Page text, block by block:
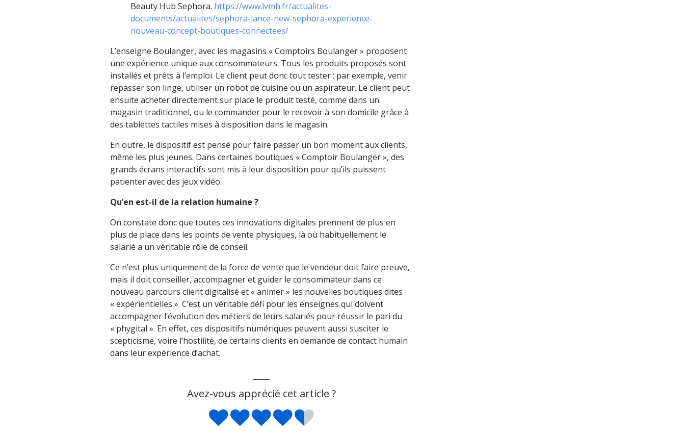
Beauty Hub Sephora. https://www.lvmh.fr/actualites-
documents/actualites/sephora-lance-new-sephora-experience-
nouveau-concept-boutiques-connectees/
L’enseigne Boulanger, avec les magasins « Comptoirs Boulanger » proposent
une expérience unique aux consommateurs. Tous les produits proposés sont
installés et prêts à l’emploi. Le client peut donc tout tester : par exemple, venir
repasser son linge, utiliser un robot de cuisine ou un aspirateur. Le client peut
ensuite acheter directement sur place le produit testé, comme dans un
magasin traditionnel, ou le commander pour le recevoir à son domicile grâce à
des tablettes tactiles mises à disposition dans le magasin.
En outre, le dispositif est pensé pour faire passer un bon moment aux clients,
même les plus jeunes. Dans certaines boutiques « Comptoir Boulanger », des
grands écrans interactifs sont mis à leur disposition pour qu’ils puissent
patienter avec des jeux vidéo.
Qu’en est-il de la relation humaine ?
On constate donc que toutes ces innovations digitales prennent de plus en
plus de place dans les points de vente physiques, là où habituellement le
salarié a un véritable rôle de conseil.
Ce n’est plus uniquement de la force de vente que le vendeur doit faire preuve,
mais il doit conseiller, accompagner et guider le consommateur dans ce
nouveau parcours client digitalisé et « animer » les nouvelles boutiques dites
« expérientielles ». C’est un véritable défi pour les enseignes qui doivent
accompagner l’évolution des métiers de leurs salariés pour réussir le pari du
« phygital ». En effet, ces dispositifs numériques peuvent aussi susciter le
scepticisme, voire l’hostilité, de certains clients en demande de contact humain
dans leur expérience d’achat.
Avez-vous apprécié cet article ?